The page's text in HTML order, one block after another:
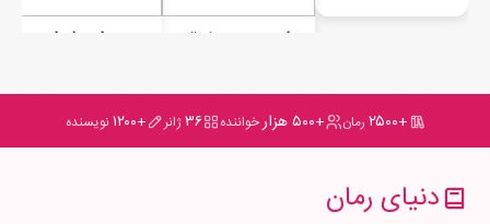
رمان دلسا
+۲۵۰۰ رمان +۵۰۰ هزار خواننده ۳۶ژانر +۱۲۰۰ نویسنده
دنیای رمان